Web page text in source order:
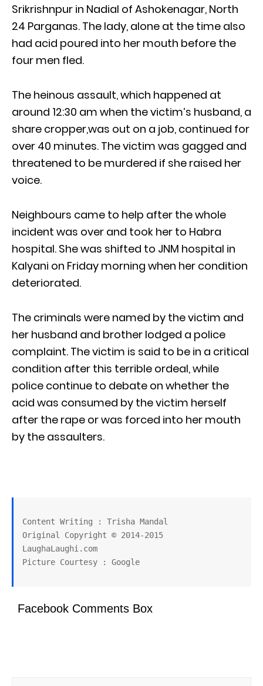
Srikrishnpur in Nadial of Ashokenagar, North
24 Parganas. The lady, alone at the time also
had acid poured into her mouth before the
four men fled.
The heinous assault, which happened at
around 12:30 am when the victim’s husband, a
share cropper,was out on a job, continued for
over 40 minutes. The victim was gagged and
threatened to be murdered if she raised her
voice.
Neighbours came to help after the whole
incident was over and took her to Habra
hospital. She was shifted to JNM hospital in
Kalyani on Friday morning when her condition
deteriorated.
The criminals were named by the victim and
her husband and brother lodged a police
complaint. The victim is said to be in a critical
condition after this terrible ordeal, while
police continue to debate on whether the
acid was consumed by the victim herself
after the rape or was forced into her mouth
by the assaulters.
Content Writing : Trisha Mandal
Original Copyright © 2014-2015
LaughaLaughi.com
Picture Courtesy : Google
Facebook Comments Box